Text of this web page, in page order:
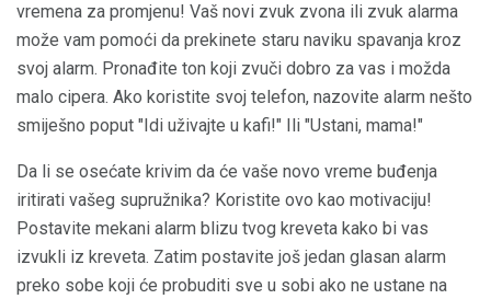
vremena za promjenu! Vaš novi zvuk zvona ili zvuk alarma
može vam pomoći da prekinete staru naviku spavanja kroz
svoj alarm. Pronađite ton koji zvuči dobro za vas i možda
malo cipera. Ako koristite svoj telefon, nazovite alarm nešto
smiješno poput "Idi uživajte u kafi!" Ili "Ustani, mama!"
Da li se osećate krivim da će vaše novo vreme buđenja
iritirati vašeg supružnika? Koristite ovo kao motivaciju!
Postavite mekani alarm blizu tvog kreveta kako bi vas
izvukli iz kreveta. Zatim postavite još jedan glasan alarm
preko sobe koji će probuditi sve u sobi ako ne ustane na